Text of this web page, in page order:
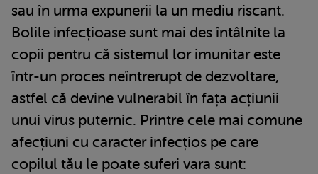
sau în urma expunerii la un mediu riscant.
Bolile infecțioase sunt mai des întâlnite la
copii pentru că sistemul lor imunitar este
într-un proces neîntrerupt de dezvoltare,
astfel că devine vulnerabil în fața acțiunii
unui virus puternic. Printre cele mai comune
afecțiuni cu caracter infecțios pe care
copilul tău le poate suferi vara sunt: